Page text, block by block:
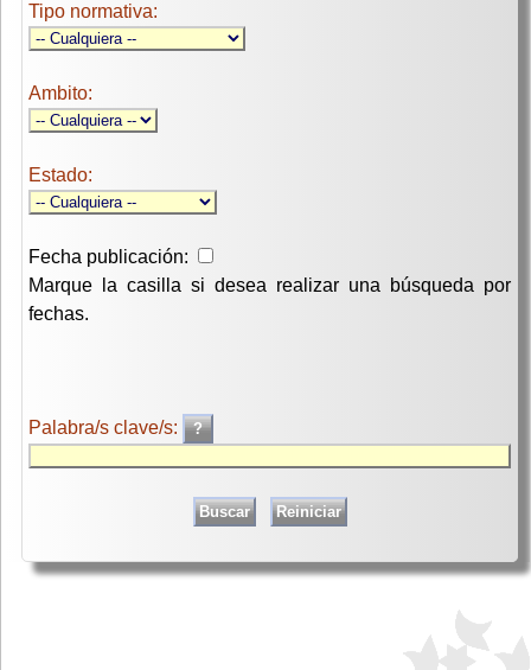
Tipo normativa:
Ambito:
Estado:
Fecha publicación:
Marque la casilla si desea realizar una búsqueda por
fechas.
Palabra/s clave/s: